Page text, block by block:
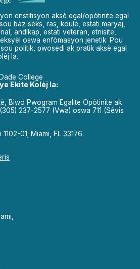
enstitisyon aksè egal/opòtinite egal
baz sèks, ras, koulè, estati maryaj,
andikap, estati veteran, etnisite,
oswa enfòmasyon jenetik. Pou
politik, pwosedi ak pratik aksè egal
la.
College
Ekite Kolèj la:
Biwo Pwogram Egalite Opòtinite ak
237-2577 (Vwa) oswa 711 (Sèvis
1102-01; Miami, FL 33176.